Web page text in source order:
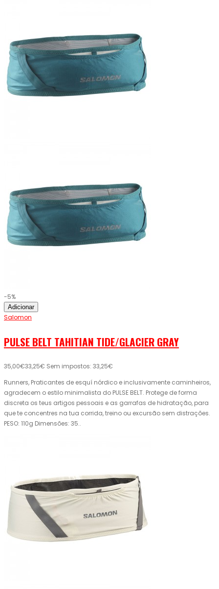
-5%
Adicionar
Salomon
PULSE BELT TAHITIAN TIDE/GLACIER GRAY
35,00€33,25€ Sem impostos: 33,25€
Runners, Praticantes de esquí nórdico e inclusivamente caminheiros,
agradecem o estilo minimalista do PULSE BELT. Protege de forma
discreta os teus artigos pessoais e as garrafas de hidratação, para
que te concentres na tua corrida, treino ou excursão sem distrações.
PESO: 110g Dimensões: 35..